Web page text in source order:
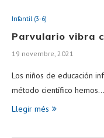
Infantil (3-6)
Parvulario vibra
19 novembre, 2021
Los niños de educación
método científico hemos…
Llegir més